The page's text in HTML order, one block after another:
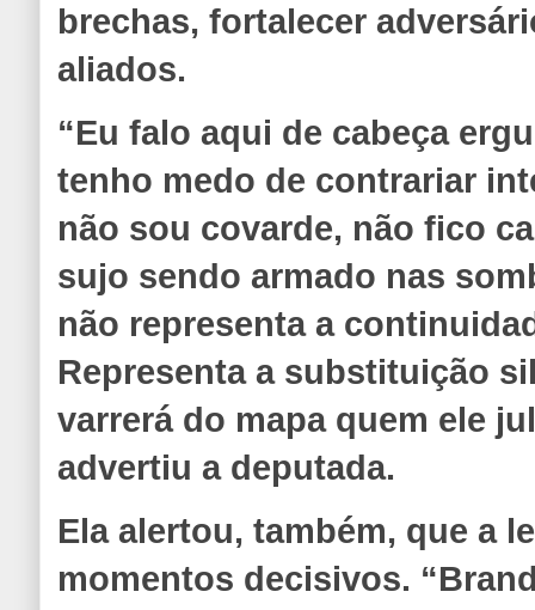
brechas, fortalecer
aliados.
“Eu falo aqui de cabeça
tenho medo de contrariar
não sou covarde, não fico
sujo sendo armado nas
não representa a
Representa a substituição
varrerá do mapa quem ele
advertiu a deputada.
Ela alertou, também, que a
momentos decisivos.